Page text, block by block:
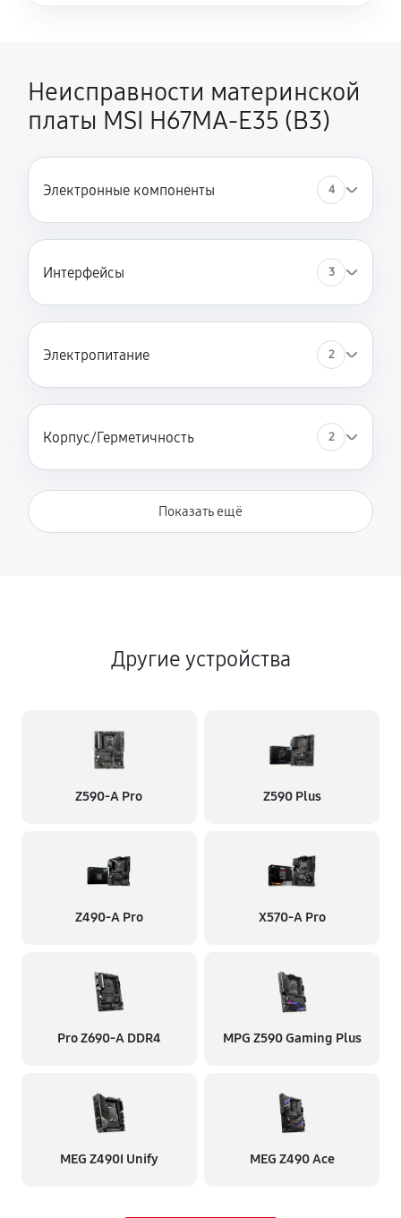
Неисправности материнской
платы MSI H67MA-E35 (B3)
Электронные компоненты 4
Интерфейсы 3
Электропитание 2
Корпус/Герметичность 2
Показать ещё
Другие устройства
Z590-A Pro Z590 Plus
Z490-A Pro X570-A Pro
Pro Z690-A DDR4 MPG Z590 Gaming Plus
MEG Z490I Unify MEG Z490 Ace